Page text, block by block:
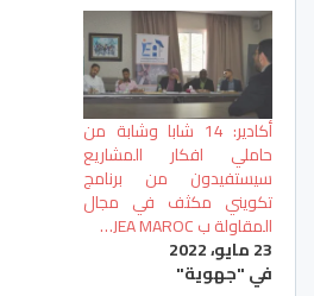
أكادير: 14 شابا وشابة من
حاملي افكار المشاريع
سيستفيدون من برنامج
تكويني مكثف في مجال
المقاولة ب JEA MAROC…
23 مايو، 2022
في "جهوية"